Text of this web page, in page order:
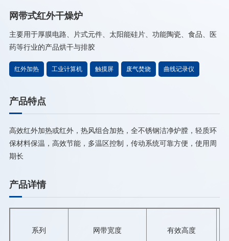
网带式红外干燥炉
主要用于厚膜电路、片式元件、太阳能硅片、功能陶瓷、食品、医
药等行业的产品烘干与排胶
红外加热 工业计算机 触摸屏 废气焚烧 曲线记录仪
产品特点
高效红外加热或红外，热风组合加热，全不锈钢洁净炉膛，轻质环
保材料保温，高效节能，多温区控制，传动系统可靠方便，使用周
期长
产品详情
系列 网带宽度 有效高度